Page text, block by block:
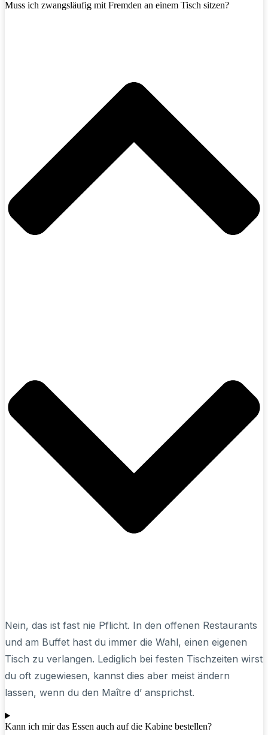
Muss ich zwangsläufig mit Fremden an einem Tisch sitzen?
Nein, das ist fast nie Pflicht. In den offenen Restaurants
und am Buffet hast du immer die Wahl, einen eigenen
Tisch zu verlangen. Lediglich bei festen Tischzeiten wirst
du oft zugewiesen, kannst dies aber meist ändern
lassen, wenn du den Maître d’ ansprichst.
Kann ich mir das Essen auch auf die Kabine bestellen?